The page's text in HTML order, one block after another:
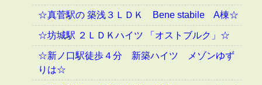
☆真菅駅の 築浅３ＬＤＫ Bene stabile A棟☆
☆坊城駅 ２ＬＤＫハイツ 「オストブルク」☆
☆新ノ口駅徒歩４分 新築ハイツ メゾンゆず
りは☆